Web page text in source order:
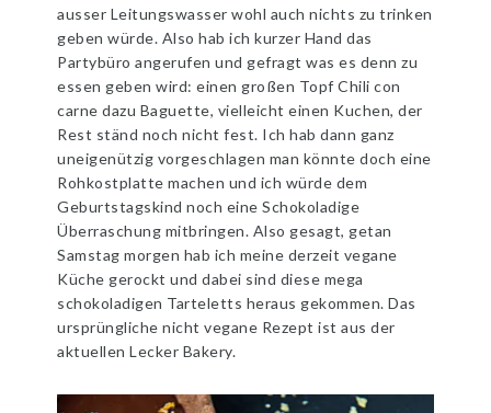
ausser Leitungswasser wohl auch nichts zu trinken
geben würde. Also hab ich kurzer Hand das
Partybüro angerufen und gefragt was es denn zu
essen geben wird: einen großen Topf Chili con
carne dazu Baguette, vielleicht einen Kuchen, der
Rest ständ noch nicht fest. Ich hab dann ganz
uneigenützig vorgeschlagen man könnte doch eine
Rohkostplatte machen und ich würde dem
Geburtstagskind noch eine Schokoladige
Überraschung mitbringen. Also gesagt, getan
Samstag morgen hab ich meine derzeit vegane
Küche gerockt und dabei sind diese mega
schokoladigen Tarteletts heraus gekommen. Das
ursprüngliche nicht vegane Rezept ist aus der
aktuellen Lecker Bakery.